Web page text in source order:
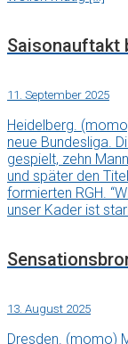
Saisonauftakt
11. September 2025
Heidelberg.
neue Bundesliga.
gespielt, zehn
und später den
formierten RGH.
unser Kader ist
13. August 2025
Dresden. (momo)